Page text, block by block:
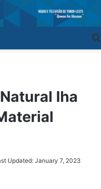
Iha
Updated: January 7, 2023